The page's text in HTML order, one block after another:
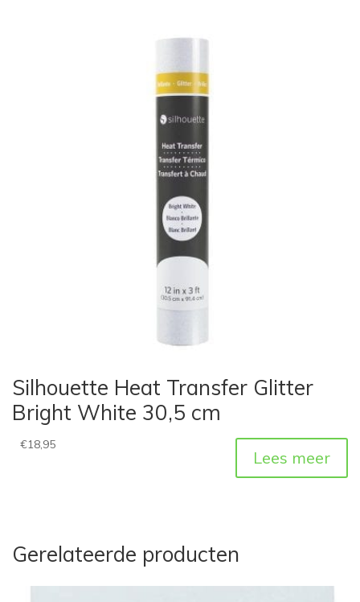
Silhouette Heat Transfer Glitter
Bright White 30,5 cm
€18,95
Lees meer
Gerelateerde producten